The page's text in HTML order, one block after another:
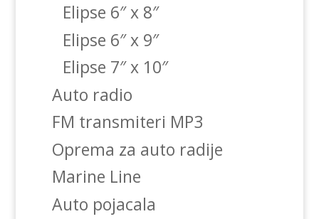
Elipse 6″ x 8″
Elipse 6″ x 9″
Elipse 7″ x 10″
Auto radio
FM transmiteri MP3
Oprema za auto radije
Marine Line
Auto pojacala